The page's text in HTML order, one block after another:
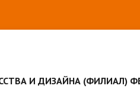
И ДИЗАЙНА (ФИЛИАЛ)